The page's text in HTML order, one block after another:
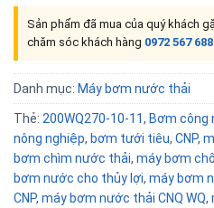
Sản phẩm đã mua của quý khách
chăm sóc khách hàng 0972 567 688
Danh mục: Máy bơm nước thải
Thẻ: 200WQ270-10-11, Bơm công
nông nghiệp, bơm tưới tiêu, CNP,
bơm chìm nước thải, máy bơm
bơm nước cho thủy lợi, máy bơm
CNP, máy bơm nước thải CNQ WQ,